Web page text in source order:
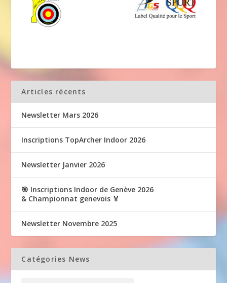
Articles récents
Newsletter Mars 2026
Inscriptions TopArcher Indoor 2026
Newsletter Janvier 2026
🎯 Inscriptions Indoor de Genève 2026
& Championnat genevois 🏅
Newsletter Novembre 2025
Catégories News